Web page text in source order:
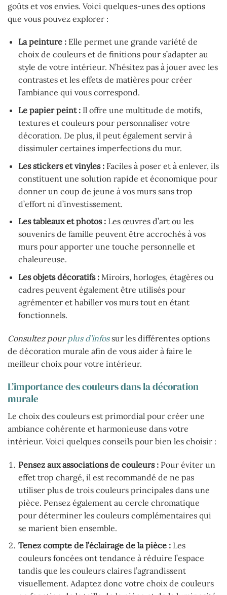
goûts et vos envies. Voici quelques-unes des options
que vous pouvez explorer :
La peinture :Elle permet une grande variété de
choix de couleurs et de finitions pour s’adapter au
style de votre intérieur. N’hésitez pas à jouer avec les
contrastes et les effets de matières pour créer
l’ambiance qui vous correspond.
Le papier peint :Il offre une multitude de motifs,
textures et couleurs pour personnaliser votre
décoration. De plus, il peut également servir à
dissimuler certaines imperfections du mur.
Les stickers et vinyles :Faciles à poser et à enlever, ils
constituent une solution rapide et économique pour
donner un coup de jeune à vos murs sans trop
d’effort ni d’investissement.
Les tableaux et photos :Les œuvres d’art ou les
souvenirs de famille peuvent être accrochés à vos
murs pour apporter une touche personnelle et
chaleureuse.
Les objets décoratifs :Miroirs, horloges, étagères ou
cadres peuvent également être utilisés pour
agrémenter et habiller vos murs tout en étant
fonctionnels.
Consultez pour plus d’infossur les différentes options
de décoration murale afin de vous aider à faire le
meilleur choix pour votre intérieur.
L’importance des couleurs dans la décoration
murale
Le choix des couleurs est primordial pour créer une
ambiance cohérente et harmonieuse dans votre
intérieur. Voici quelques conseils pour bien les choisir :
Pensez aux associations de couleurs :Pour éviter un
effet trop chargé, il est recommandé de ne pas
utiliser plus de trois couleurs principales dans une
pièce. Pensez également au cercle chromatique
pour déterminer les couleurs complémentaires qui
se marient bien ensemble.
Tenez compte de l’éclairage de la pièce :Les
couleurs foncées ont tendance à réduire l’espace
tandis que les couleurs claires l’agrandissent
visuellement. Adaptez donc votre choix de couleurs